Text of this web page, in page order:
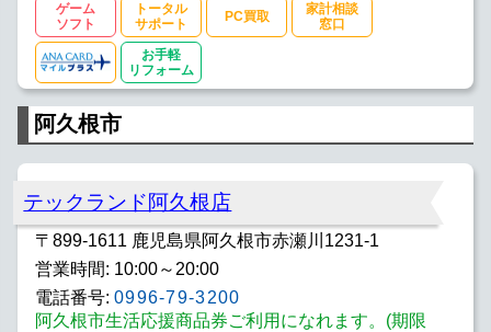
ゲーム
ソフト
トータル
サポート
PC買取
家計相談
窓口
お手軽
リフォーム
阿久根市
テックランド阿久根店
〒899-1611 鹿児島県阿久根市赤瀬川1231-1
営業時間: 10:00～20:00
電話番号: 0996-79-3200
阿久根市生活応援商品券ご利用になれます。(期限